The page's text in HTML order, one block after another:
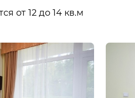
от 12 до 14 кв.м